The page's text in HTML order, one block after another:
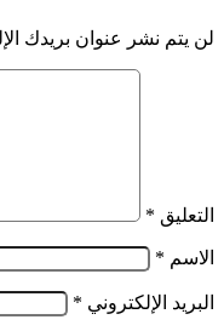
لن يتم نشر عنوان بريدك
التعليق *
الاسم *
البريد الإلكتروني *